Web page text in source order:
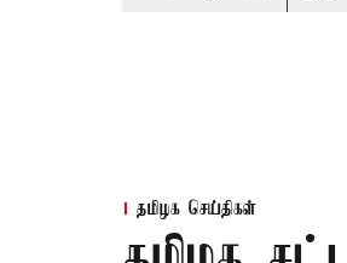
தமிழக செய்திகள்